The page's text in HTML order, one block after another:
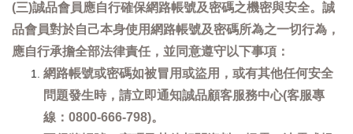
(三)誠品會員應自行確保網路帳號及密碼之機密與安全。誠
品會員對於自己本身使用網路帳號及密碼所為之一切行為，
應自行承擔全部法律責任，並同意遵守以下事項：
網路帳號或密碼如被冒用或盜用，或有其他任何安全
問題發生時，請立即通知誠品顧客服務中心(客服專
線：0800-666-798)。